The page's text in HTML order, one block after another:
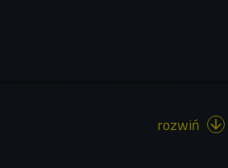
rozwiń 